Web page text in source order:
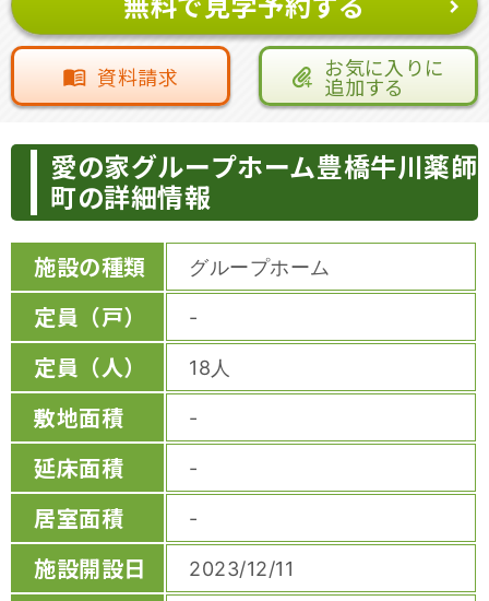
資料請求 お気に入りに
追加する
愛の家グループホーム豊橋牛川薬師
町の詳細情報
施設の種類 グループホーム
定員（戸） -
定員（人） 18人
敷地面積 -
延床面積 -
居室面積 -
施設開設日 2023/12/11